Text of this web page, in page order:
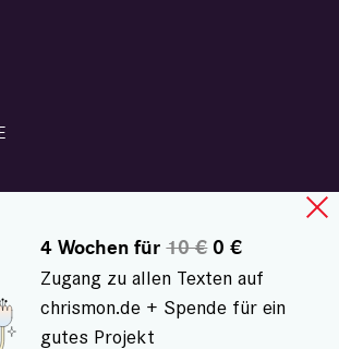
4 Wochen für10 €0 €
Zugang zu allen Texten auf
chrismon.de + Spende für ein
gutes Projekt